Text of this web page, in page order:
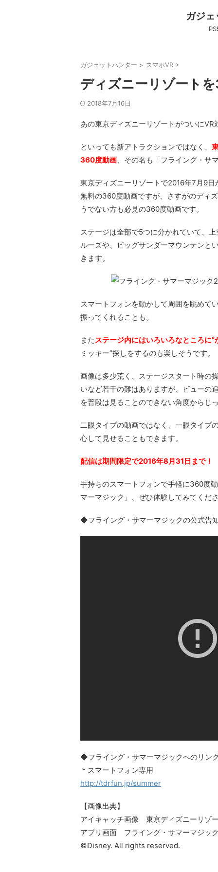
ガジ
ガジェットハンター > スマホVR >
ディズニーリゾート
2018年7月16日
あの東京ディズニーリゾートがついにVR
といっても新アトラクションではなく、
360度動画、その名も「フライング・サ
東京ディズニーリゾートで2016年7月9
無料の360度動画ですが、さすがのディ
うでない方も必見の360度動画です。
ステージは全部で5つに分かれていて、
ルーズや、ビッグサンダーマウンテンと
きます。
スマートフォンを動かして周囲を眺めて
振ってくれることも。
またステージ内にはいろいろなところに”
ミッキー”探しをするのも楽しそうです。
画像は多少荒く、ステージスタート時の
いなど若干の難はありますが、ビューの
を普段は見ることのできない角度からじ
二眼タイプの動画ではなく、一眼タイプ
心して見せることもできます。
配信は期間限定で2016年8月31日まで！
手持ちのスマートフォンで手軽に360度
マーマジック」、ぜひ体験してみてくだ
◆フライング・サマーマジックの公式告
◆フライング・サマーマジックへのリン
＊スマートフォン専用
http://tdrfun.jp/summer
【画像出典】
アイキャッチ画像 東京ディズニーリゾ
アプリ画面 フライング・サマーマジッ
©Disney. All rights reserved.